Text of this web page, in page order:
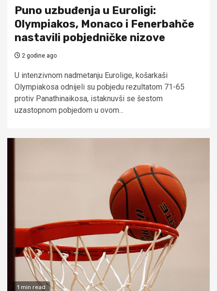
Puno uzbuđenja u Euroligi:
Olympiakos, Monaco i Fenerbahče
nastavili pobjedničke nizove
2 godine ago
U intenzivnom nadmetanju Eurolige, košarkaši
Olympiakosa odnijeli su pobjedu rezultatom 71-65
protiv Panathinaikosa, istaknuvši se šestom
uzastopnom pobjedom u ovom...
1 min read